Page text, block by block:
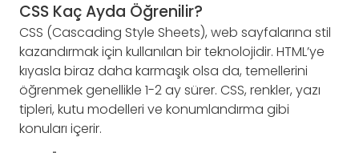
CSS Kaç Ayda Öğrenilir?
CSS (Cascading Style Sheets), web sayfalarına stil
kazandırmak için kullanılan bir teknolojidir. HTML’ye
kıyasla biraz daha karmaşık olsa da, temellerini
öğrenmek genellikle 1-2 ay sürer. CSS, renkler, yazı
tipleri, kutu modelleri ve konumlandırma gibi
konuları içerir.